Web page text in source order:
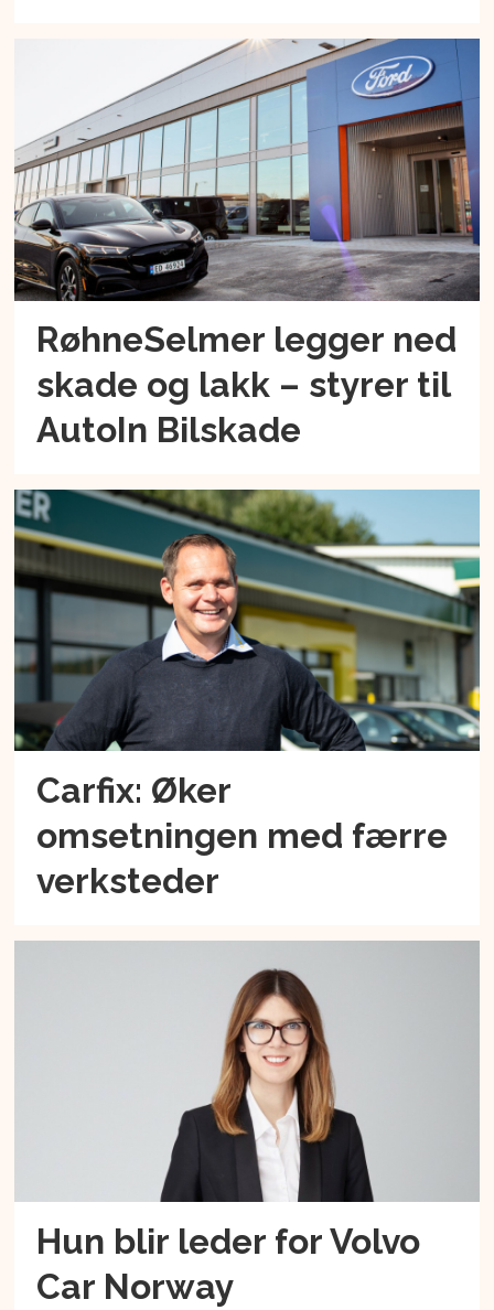
RøhneSelmer legger ned
skade og lakk – styrer til
AutoIn Bilskade
Carfix: Øker
omsetningen med færre
verksteder
Hun blir leder for Volvo
Car Norway